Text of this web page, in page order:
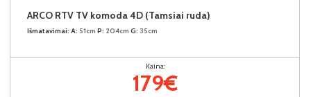
ARCO RTV TV komoda 4D (Tamsiai ruda)
Išmatavimai: A: 51cm P: 204cm G: 35cm
Kaina:
179€